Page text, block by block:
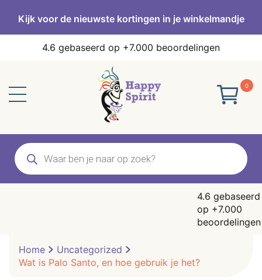
Kijk voor de nieuwste kortingen in je winkelmandje
4.6 gebaseerd op +7.000 beoordelingen
0
Producten
zoeken
4.6 gebaseerd
op +7.000
beoordelingen
Home
Uncategorized
Wat is Palo Santo, en hoe gebruik je het?